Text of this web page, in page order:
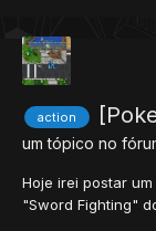
action
um tópico no
Hoje irei postar
"Sword Fighting"